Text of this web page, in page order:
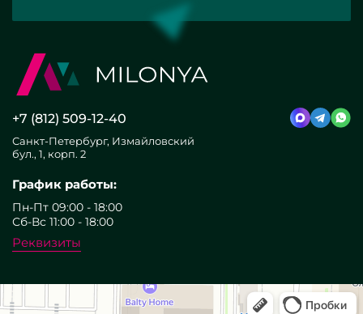
+7 (812) 509-12-40
Санкт-Петербург, Измайловский
бул., 1, корп. 2
График работы:
Пн-Пт 09:00 - 18:00
Сб-Вс 11:00 - 18:00
Реквизиты